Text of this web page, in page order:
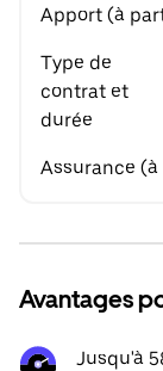
Apport (à
Type de
contrat et
durée
Assurance
Avantages
Jusqu'à